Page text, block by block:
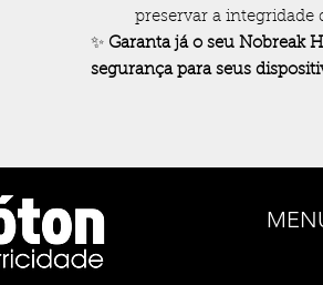
preservar a integridade
✨ Garanta já o seu Nobreak
segurança para seus